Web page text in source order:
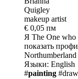
Quigley
makeup artist
€ 0,05 пм
Я The One who
показать
Языки: English
#painting